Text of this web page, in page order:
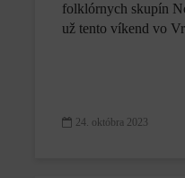
folklórnych skupín
už tento víkend vo
24. októbra 2023